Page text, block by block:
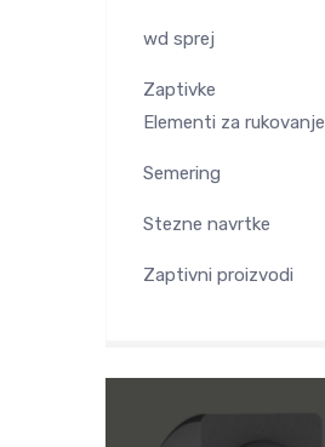
wd sprej
Zaptivke
Elementi za rukovanje
Semering
Stezne navrtke
Zaptivni proizvodi